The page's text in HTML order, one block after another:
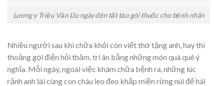
Lương y Triệu Văn Lĩu ngày đên tất tảo gói thuốc cho bệnh nhân
Nhiều người sau khi chữa khỏi còn viết thơ tặng anh, hay thi
thoảng gọi điện hỏi thăm, tri ân bằng những món quà quê ý
nghĩa. Mỗi ngày, ngoài việc khám chữa bệnh ra, những lúc
rảnh anh lại cùng con cháu leo đeo khắp miền rừng núi để hái